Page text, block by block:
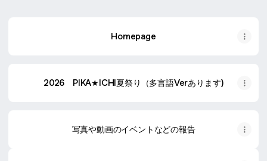
Homepage
2026 PIKA★ICHI夏祭り（多言語Verあります)
写真や動画のイベントなどの報告